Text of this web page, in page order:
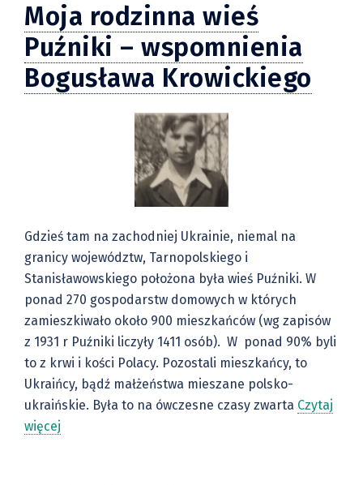
Moja rodzinna wieś
Puźniki – wspomnienia
Bogusława Krowickiego
Gdzieś tam na zachodniej Ukrainie, niemal na
granicy województw, Tarnopolskiego i
Stanisławowskiego położona była wieś Puźniki. W
ponad 270 gospodarstw domowych w których
zamieszkiwało około 900 mieszkańców (wg zapisów
z 1931 r Puźniki liczyły 1411 osób). W ponad 90% byli
to z krwi i kości Polacy. Pozostali mieszkańcy, to
Ukraińcy, bądź małżeństwa mieszane polsko-
ukraińskie. Była to na ówczesne czasy zwarta Czytaj
więcej